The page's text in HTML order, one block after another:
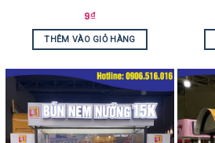
9₫
THÊM VÀO GIỎ HÀNG